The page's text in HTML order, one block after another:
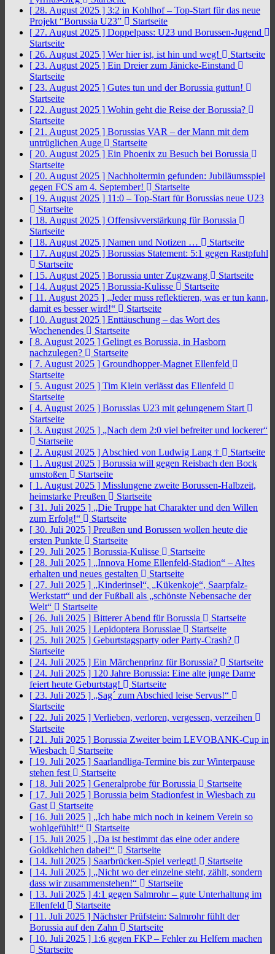
[ 28. August 2025 ] 3:2 in Kohlhof – Top-Start für das neue
Projekt “Borussia U23”
Startseite
[ 27. August 2025 ] Doppelpass: U23 und Borussen-Jugend
Startseite
[ 26. August 2025 ] Wer hier ist, ist hin und weg!
Startseite
[ 23. August 2025 ] Ein Dreier zum Jänicke-Einstand
Startseite
[ 23. August 2025 ] Gutes tun und der Borussia guttun!
Startseite
[ 22. August 2025 ] Wohin geht die Reise der Borussia?
Startseite
[ 21. August 2025 ] Borussias VAR – der Mann mit dem
untrüglichen Auge
Startseite
[ 20. August 2025 ] Ein Phoenix zu Besuch bei Borussia
Startseite
[ 20. August 2025 ] Nachholtermin gefunden: Jubiläumsspiel
gegen FCS am 4. September!
Startseite
[ 19. August 2025 ] 11:0 – Top-Start für Borussias neue U23
Startseite
[ 18. August 2025 ] Offensivverstärkung für Borussia
Startseite
[ 18. August 2025 ] Namen und Notizen …
Startseite
[ 17. August 2025 ] Borussias Statement: 5:1 gegen Rastpfuhl
Startseite
[ 15. August 2025 ] Borussia unter Zugzwang
Startseite
[ 14. August 2025 ] Borussia-Kulisse
Startseite
[ 11. August 2025 ] „Jeder muss reflektieren, was er tun kann,
damit es besser wird!“
Startseite
[ 10. August 2025 ] Enttäuschung – das Wort des
Wochenendes
Startseite
[ 8. August 2025 ] Gelingt es Borussia, in Hasborn
nachzulegen?
Startseite
[ 7. August 2025 ] Groundhopper-Magnet Ellenfeld
Startseite
[ 5. August 2025 ] Tim Klein verlässt das Ellenfeld
Startseite
[ 4. August 2025 ] Borussias U23 mit gelungenem Start
Startseite
[ 3. August 2025 ] „Nach dem 2:0 viel befreiter und lockerer“
Startseite
[ 2. August 2025 ] Abschied von Ludwig Lang †
Startseite
[ 1. August 2025 ] Borussia will gegen Reisbach den Bock
umstoßen
Startseite
[ 1. August 2025 ] Misslungene zweite Borussen-Halbzeit,
heimstarke Preußen
Startseite
[ 31. Juli 2025 ] „Die Truppe hat Charakter und den Willen
zum Erfolg!“
Startseite
[ 30. Juli 2025 ] Preußen und Borussen wollen heute die
ersten Punkte
Startseite
[ 29. Juli 2025 ] Borussia-Kulisse
Startseite
[ 28. Juli 2025 ] „Innova Home Ellenfeld-Stadion“ – Altes
erhalten und neues gestalten
Startseite
[ 27. Juli 2025 ] „Kinderinsel“, „Kükenkoje“, Saarpfalz-
Werkstatt“ und der Fußball als „schönste Nebensache der
Welt“
Startseite
[ 26. Juli 2025 ] Bitterer Abend für Borussia
Startseite
[ 25. Juli 2025 ] Lepidoptera Borussiae
Startseite
[ 25. Juli 2025 ] Geburtstagsparty oder Party-Crash?
Startseite
[ 24. Juli 2025 ] Ein Märchenprinz für Borussia?
Startseite
[ 24. Juli 2025 ] 120 Jahre Borussia: Eine alte junge Dame
feiert heute Geburtstag!
Startseite
[ 23. Juli 2025 ] „Sag´ zum Abschied leise Servus!“
Startseite
[ 22. Juli 2025 ] Verlieben, verloren, vergessen, verzeihen
Startseite
[ 21. Juli 2025 ] Borussia Zweiter beim LEVOBANK-Cup in
Wiesbach
Startseite
[ 19. Juli 2025 ] Saarlandliga-Termine bis zur Winterpause
stehen fest
Startseite
[ 18. Juli 2025 ] Generalprobe für Borussia
Startseite
[ 17. Juli 2025 ] Borussia beim Stadionfest in Wiesbach zu
Gast
Startseite
[ 16. Juli 2025 ] „Ich habe mich noch in keinem Verein so
wohlgefühlt!“
Startseite
[ 15. Juli 2025 ] „Da ist bestimmt das eine oder andere
Goldkehlchen dabei!“
Startseite
[ 14. Juli 2025 ] Saarbrücken-Spiel verlegt!
Startseite
[ 14. Juli 2025 ] „Nicht wo der einzelne steht, zählt, sondern
dass wir zusammenstehen!“
Startseite
[ 13. Juli 2025 ] 4:1 gegen Salmrohr – gute Unterhaltung im
Ellenfeld
Startseite
[ 11. Juli 2025 ] Nächster Prüfstein: Salmrohr fühlt der
Borussia auf den Zahn
Startseite
[ 10. Juli 2025 ] 1:6 gegen FKP – Fehler zu Helfern machen
Startseite